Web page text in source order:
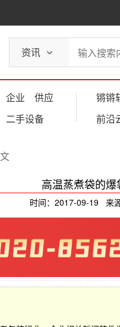
资讯
企业
供应
二手设备
锵锵
前沿
高温蒸煮袋的
时间：2017-09-19 来